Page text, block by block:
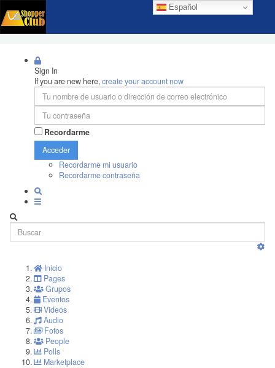
Español
Sign In
If you are new here,create your account now
Recordarme
Acceder
Recordarme mi usuario
Recordarme contraseña
Inicio
Pages
Grupos
Eventos
Videos
Audio
Fotos
People
Polls
Marketplace